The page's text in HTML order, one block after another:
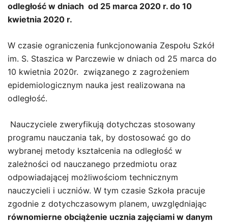
odległość w dniach od 25 marca 2020 r. do 10
kwietnia 2020 r.
W czasie ograniczenia funkcjonowania Zespołu Szkół
im. S. Staszica w Parczewie w dniach od 25 marca do
10 kwietnia 2020r. związanego z zagrożeniem
epidemiologicznym nauka jest realizowana na
odległość.
Nauczyciele zweryfikują dotychczas stosowany
programu nauczania tak, by dostosować go do
wybranej metody kształcenia na odległość w
zależności od nauczanego przedmiotu oraz
odpowiadającej możliwościom technicznym
nauczycieli i uczniów. W tym czasie Szkoła pracuje
zgodnie z dotychczasowym planem, uwzględniając
równomierne obciążenie ucznia zajęciami w danym